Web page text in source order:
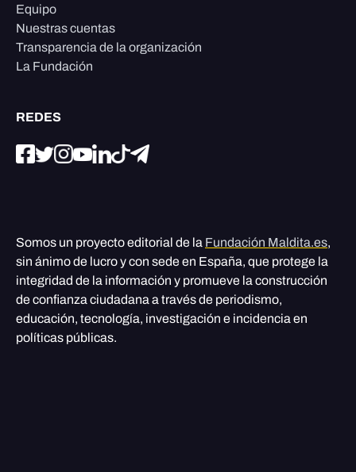
Equipo
Nuestras cuentas
Transparencia de la organización
La Fundación
REDES
Somos un proyecto editorial de la Fundación Maldita.es,
sin ánimo de lucro y con sede en España, que protege la
integridad de la información y promueve la construcción
de confianza ciudadana a través de periodismo,
educación, tecnología, investigación e incidencia en
políticas públicas.